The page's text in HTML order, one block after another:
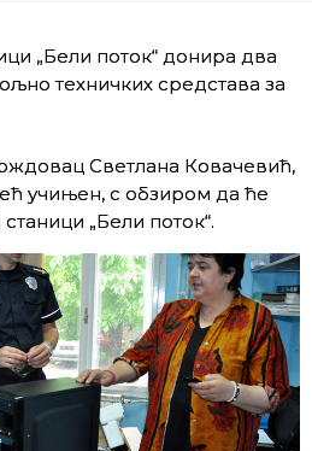
„Бели поток“ донира два
техничких средстава за
Светлана Ковачевић,
учињен, с обзиром да ће
„Бели поток“.